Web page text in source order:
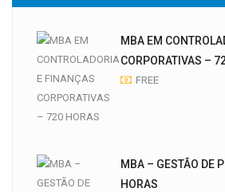
MBA EM
CORPORATIVAS –
FREE
MBA – GESTÃO DE
HORAS